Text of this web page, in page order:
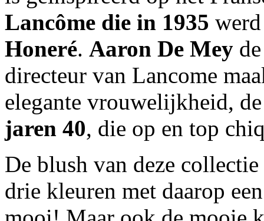
Lancôme die in 1935
Honeré. Aaron De Mey
directeur van Lancome
elegante vrouwelijkheid,
jaren 40, die op en top
De blush van deze
drie kleuren met daarop